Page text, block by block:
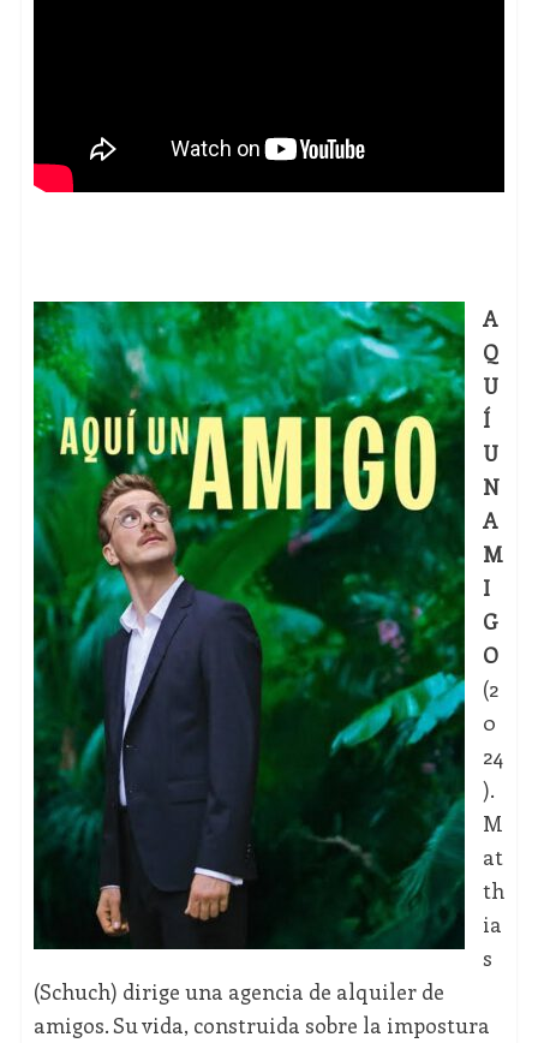
A
Q
U
Í
U
N
A
M
I
G
O
(2
0
24
).
M
at
th
ia
s
(Schuch) dirige una agencia de alquiler de
amigos. Su vida, construida sobre la impostura